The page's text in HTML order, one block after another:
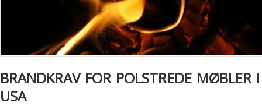
BRANDKRAV FOR POLSTREDE MØBLER I
USA